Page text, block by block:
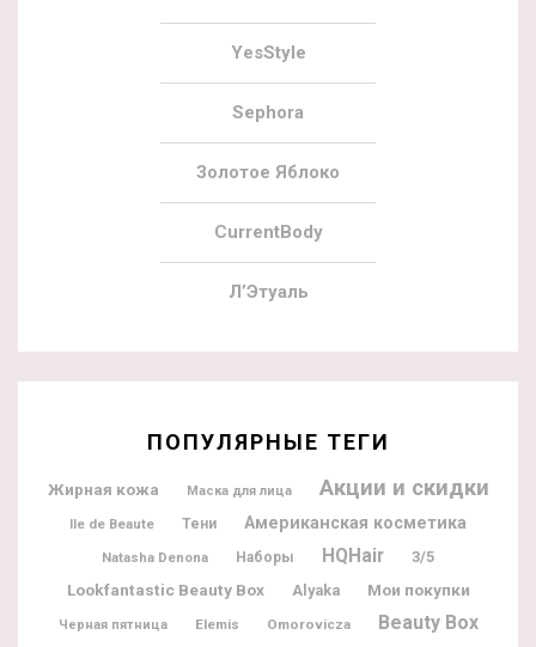
YesStyle
Sephora
Золотое Яблоко
CurrentBody
Л’Этуаль
ПОПУЛЯРНЫЕ ТЕГИ
Жирная кожа Маска для лица Акции и скидки
Ile de Beaute Тени Американская косметика
Natasha Denona Наборы HQHair 3/5
Lookfantastic Beauty Box Alyaka Мои покупки
Черная пятница Elemis Omorovicza Beauty Box